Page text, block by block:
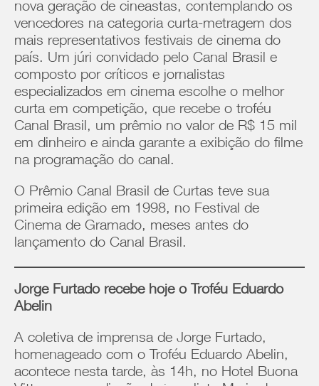
nova geração de cineastas, contemplando os
vencedores na categoria curta-metragem dos
mais representativos festivais de cinema do
país. Um júri convidado pelo Canal Brasil e
composto por críticos e jornalistas
especializados em cinema escolhe o melhor
curta em competição, que recebe o troféu
Canal Brasil, um prêmio no valor de R$ 15 mil
em dinheiro e ainda garante a exibição do filme
na programação do canal.
O Prêmio Canal Brasil de Curtas teve sua
primeira edição em 1998, no Festival de
Cinema de Gramado, meses antes do
lançamento do Canal Brasil.
Jorge Furtado recebe hoje o Troféu Eduardo
Abelin
A coletiva de imprensa de Jorge Furtado,
homenageado com o Troféu Eduardo Abelin,
acontece nesta tarde, às 14h, no Hotel Buona